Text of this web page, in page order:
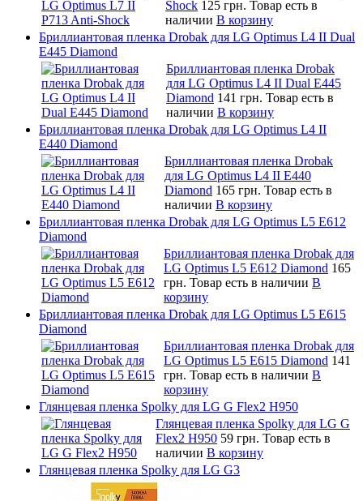
Shock 125 грн. Товар есть в
наличии В корзину
Бриллиантовая пленка Drobak для LG Optimus L4 II Dual
E445 Diamond
Бриллиантовая пленка Drobak
для LG Optimus L4 II Dual E445
Diamond 141 грн. Товар есть в
наличии В корзину
Бриллиантовая пленка Drobak для LG Optimus L4 II
E440 Diamond
Бриллиантовая пленка Drobak
для LG Optimus L4 II E440
Diamond 165 грн. Товар есть в
наличии В корзину
Бриллиантовая пленка Drobak для LG Optimus L5 E612
Diamond
Бриллиантовая пленка Drobak для
LG Optimus L5 E612 Diamond 165
грн. Товар есть в наличии В
корзину
Бриллиантовая пленка Drobak для LG Optimus L5 E615
Diamond
Бриллиантовая пленка Drobak для
LG Optimus L5 E615 Diamond 141
грн. Товар есть в наличии В
корзину
Глянцевая пленка Spolky для LG G Flex2 H950
Глянцевая пленка Spolky для LG G
Flex2 H950 59 грн. Товар есть в
наличии В корзину
Глянцевая пленка Spolky для LG G3